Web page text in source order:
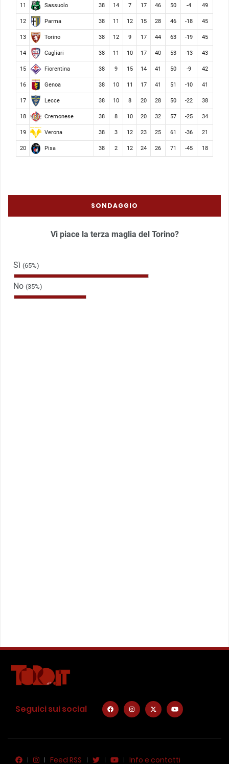
11 Sassuolo 38 14 7 17 46 50 -4 49
12 Parma 38 11 12 15 28 46 -18 45
13 Torino 38 12 9 17 44 63 -19 45
14 Cagliari 38 11 10 17 40 53 -13 43
15 Fiorentina 38 9 15 14 41 50 -9 42
16 Genoa 38 10 11 17 41 51 -10 41
17 Lecce 38 10 8 20 28 50 -22 38
18 Cremonese 38 8 10 20 32 57 -25 34
19 Verona 38 3 12 23 25 61 -36 21
20 Pisa 38 2 12 24 26 71 -45 18
SONDAGGIO
Vi piace la terza maglia del Torino?
Sì (65%)
No (35%)
Seguici sui social
Feed RSS Info e contatti